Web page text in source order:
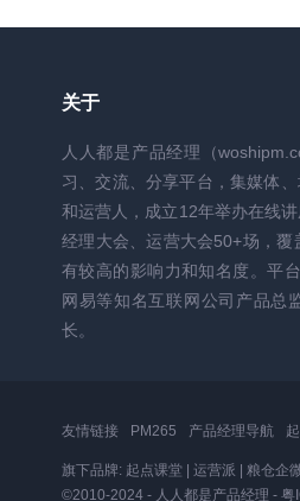
关于
人人都是产品经理（
习、交流、分享平台，集媒体
和运营人，成立12年举办在线
经理大会、运营大会50+场，
有较高的影响力和知名度。平
网易等知名互联网公司产品总
长。
友情链接 PM265 产品经理导航
旗下品牌: 起点课堂 运营派
粮仓企
©2010-2024 - 人人都是产品经理 - 粤